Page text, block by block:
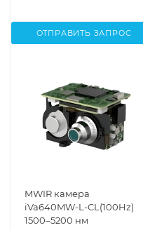
ОТПРАВИТЬ ЗАПРОС
MWIR камера
iVa640MW-L-CL(100Hz)
1500–5200 нм